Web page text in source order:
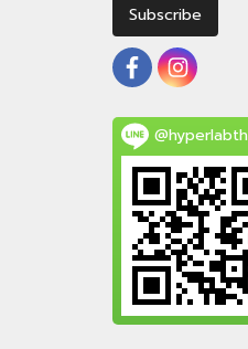
Subscribe
@hyperlabth